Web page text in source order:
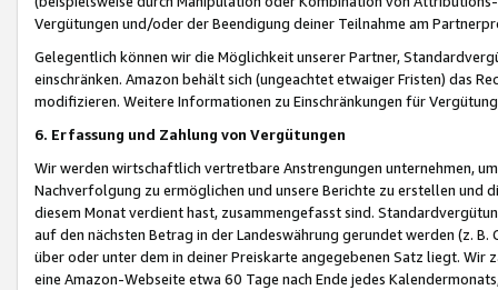
Vergütungen und/oder der Beendigung deiner Teilnahme am
Gelegentlich können wir die Möglichkeit unserer Partner,
einschränken. Amazon behält sich (ungeachtet etwaiger Fristen) das
modifizieren. Weitere Informationen zu Einschränkungen für
6. Erfassung und Zahlung von Vergütungen
Wir werden wirtschaftlich vertretbare Anstrengungen unternehmen,
Nachverfolgung zu ermöglichen und unsere Berichte zu erstellen und
diesem Monat verdient hast, zusammengefasst sind.
auf den nächsten Betrag in der Landeswährung gerundet werden (z.
über oder unter dem in deiner Preiskarte angegebenen Satz liegt.
eine Amazon-Webseite etwa 60 Tage nach Ende jedes